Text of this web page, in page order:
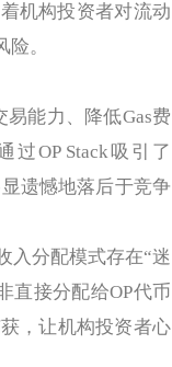
机构投资者对流动
。
能力、降低Gas费
OP Stack吸引了
遗憾地落后于竞争
分配模式存在“迷
直接分配给OP代币
，让机构投资者心